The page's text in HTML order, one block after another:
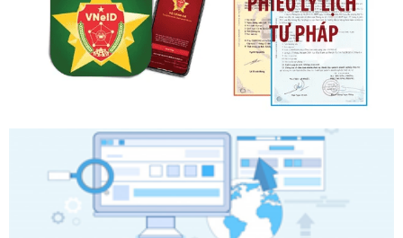
Số kí hiệu:2303/QĐ-UBND
Tên: Quyết định công bố Danh mục thủ tục hành chính mới
ban hành, được sửa đổi, bổ sung, bị bãi bỏ và phê duyệt
Quy trình nội bộ, quy trình điện tử giải quyết thủ tục hành
chính trong một số lĩnh vực thuộc phạm vi chức năng quản
Số kí hiệu:2304/QĐ-UBND
Tên: Quyết định công bố Danh mục thủ tục hành chính
được sửa đổi, bổ sung và phê duyệt Quy trình nội bộ, quy
trình điện tử giải quyết thủ tục hành chính trong lĩnh vực Du
lịch thuộc phạm vi chức năng quản lý của Sở Văn hóa, Thể